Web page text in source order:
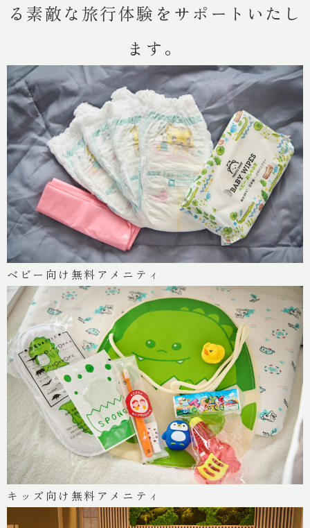
る素敵な旅行体験をサポートいたし
ます。
ベビー向け無料アメニティ
キッズ向け無料アメニティ